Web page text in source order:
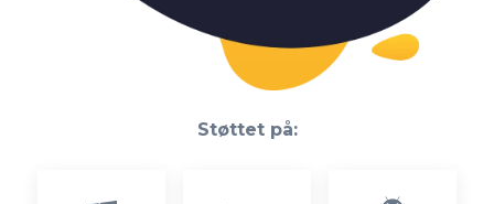
Støttet på: